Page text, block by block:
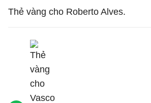
Thẻ vàng cho Roberto Alves.